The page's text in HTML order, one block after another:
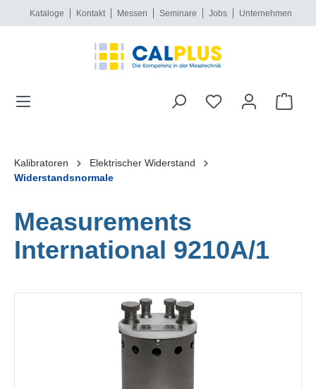
springen
Kataloge Kontakt Messen Seminare Jobs Unternehmen
Kalibratoren
Elektrischer Widerstand
Widerstandsnormale
Measurements
International 9210A/1
Bildergalerie überspringen